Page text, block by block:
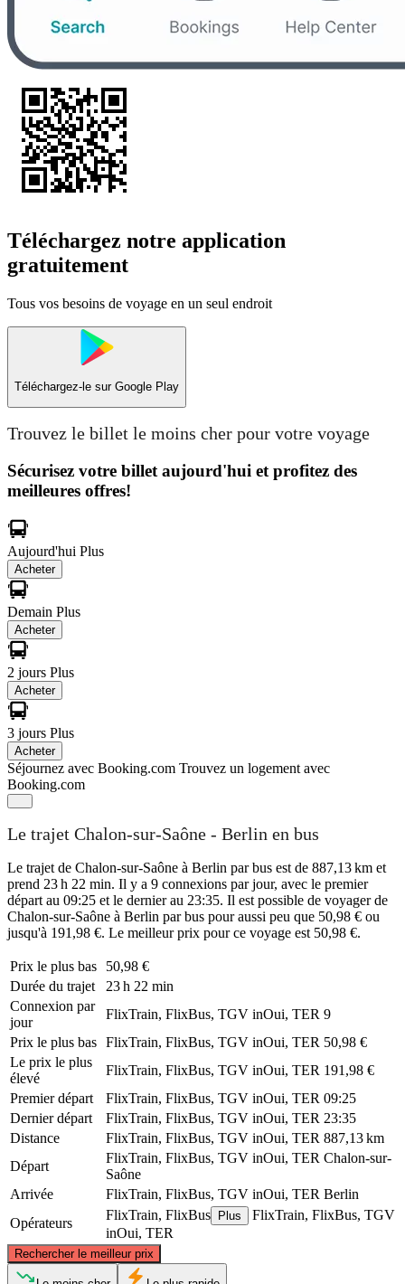
Téléchargez notre application
gratuitement
Tous vos besoins de voyage en un seul endroit
Téléchargez-le sur Google Play
Trouvez le billet le moins cher pour votre voyage
Sécurisez votre billet aujourd'hui et profitez des
meilleures offres!
Aujourd'hui Plus
Acheter
Demain Plus
Acheter
2 jours Plus
Acheter
3 jours Plus
Acheter
Séjournez avec Booking.com Trouvez un logement avec
Booking.com
Le trajet Chalon-sur-Saône - Berlin en bus
Le trajet de Chalon-sur-Saône à Berlin par bus est de 887,13 km et
prend 23 h 22 min. Il y a 9 connexions par jour, avec le premier
départ au 09:25 et le dernier au 23:35. Il est possible de voyager de
Chalon-sur-Saône à Berlin par bus pour aussi peu que 50,98 € ou
jusqu'à 191,98 €. Le meilleur prix pour ce voyage est 50,98 €.
Prix ​​le plus bas
50,98 €
Durée du trajet
23 h 22 min
Connexion par
jour
FlixTrain, FlixBus, TGV inOui, TER 9
Prix ​​le plus bas FlixTrain, FlixBus, TGV inOui, TER 50,98 €
Le prix le plus
élevé
FlixTrain, FlixBus, TGV inOui, TER 191,98 €
Premier départ
FlixTrain, FlixBus, TGV inOui, TER 09:25
Dernier départ
FlixTrain, FlixBus, TGV inOui, TER 23:35
Distance
FlixTrain, FlixBus, TGV inOui, TER 887,13 km
Départ
FlixTrain, FlixBus, TGV inOui, TER Chalon-sur-
Saône
Arrivée
FlixTrain, FlixBus, TGV inOui, TER Berlin
Opérateurs
FlixTrain, FlixBus Plus
FlixTrain, FlixBus, TGV
inOui, TER
Rechercher le meilleur prix